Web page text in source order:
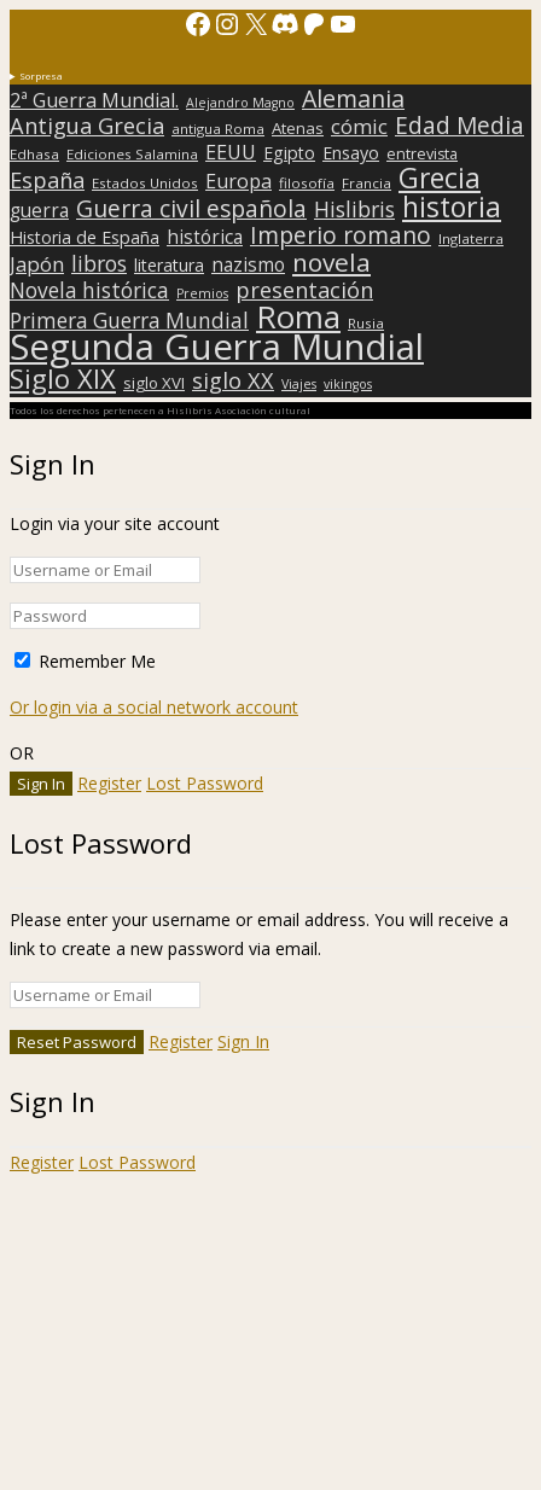
Facebook
Instagram
X Discord
Patreon
YouTube
Sorpresa
2ª Guerra Mundial. Alejandro Magno Alemania
Antigua Grecia antigua Roma Atenas cómic Edad Media
Edhasa Ediciones Salamina EEUU Egipto Ensayo entrevista
España Estados Unidos Europa filosofía Francia Grecia
guerra Guerra civil española Hislibris historia
Historia de España histórica Imperio romano Inglaterra
Japón libros literatura nazismo novela
Novela histórica Premios presentación
Primera Guerra Mundial Roma Rusia
Segunda Guerra Mundial
Siglo XIX siglo XVI siglo XX Viajes vikingos
Todos los derechos pertenecen a Hislibris Asociación cultural
Sign In
Login via your site account
Remember Me
Or login via a social network account
OR
Register Lost Password
Lost Password
Please enter your username or email address. You will receive a
link to create a new password via email.
Register Sign In
Sign In
Register Lost Password